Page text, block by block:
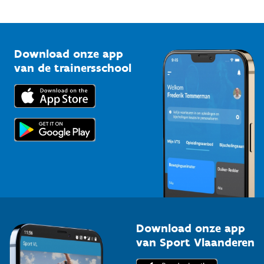
Bedrijven
Trainers en begeleiders
Topsporters
Vlaamse Trainersschool
Kennisplatform
Downloads
Voor de pers
Download onze app
van de trainersschool
Download onze app
van Sport Vlaanderen